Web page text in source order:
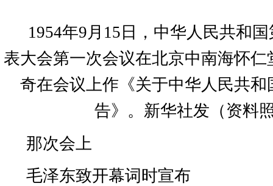
1954年9月 15 日，中华人民共和
表大会第一次会议在北京中南海怀
奇在会议上作《关于中华人民共和
告》。新华社发（资料
那次会上
毛泽东致开幕词时宣布